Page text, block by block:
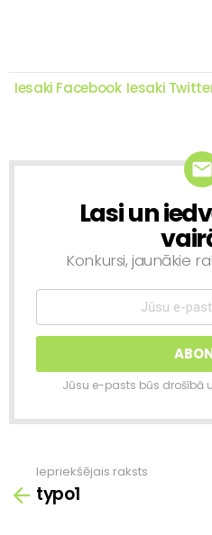
Iesaki Facebook Iesaki
NEWSLETTER
Lasi un
Konkursi, jaunākie
Jūsu e-pasts būs drošībā
Skatīt
vairāk
Iepriekšējais raksts
typo1